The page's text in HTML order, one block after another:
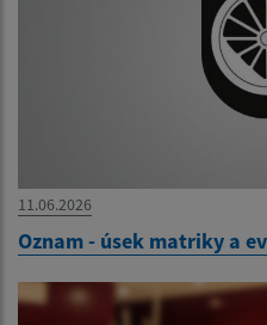
11.06.2026
Oznam - úsek matriky a